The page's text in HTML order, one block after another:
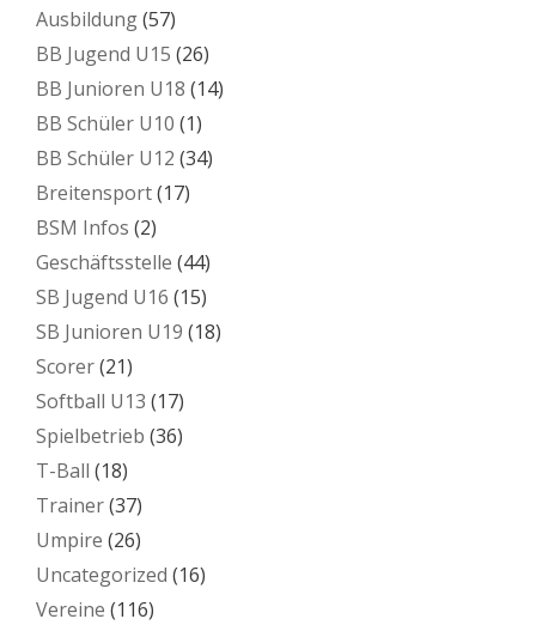
Ausbildung(57)
BB Jugend U15 (26)
BB Junioren U18 (14)
BB Schüler U10 (1)
BB Schüler U12 (34)
Breitensport(17)
BSM Infos (2)
Geschäftsstelle (44)
SB Jugend U16 (15)
SB Junioren U19 (18)
Scorer(21)
Softball U13 (17)
Spielbetrieb (36)
T-Ball (18)
Trainer(37)
Umpire (26)
Uncategorized (16)
Vereine (116)